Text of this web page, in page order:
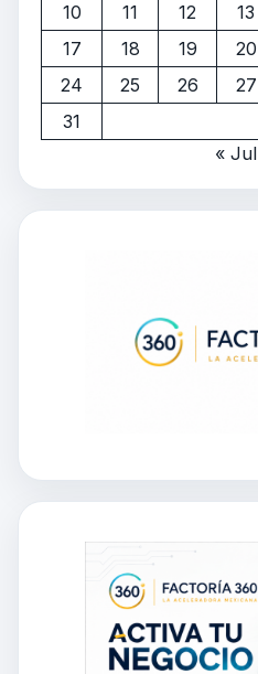
10
11 12 13
17
18 19 20
24
25 26 27
31
« Jul